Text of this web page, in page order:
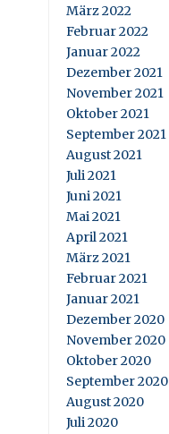
März 2022
Februar 2022
Januar 2022
Dezember 2021
November 2021
Oktober 2021
September 2021
August 2021
Juli 2021
Juni 2021
Mai 2021
April 2021
März 2021
Februar 2021
Januar 2021
Dezember 2020
November 2020
Oktober 2020
September 2020
August 2020
Juli 2020